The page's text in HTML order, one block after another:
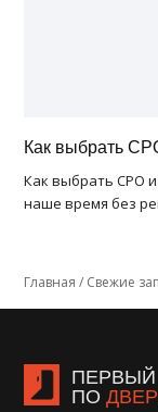
Как выбрать
Как выбрать СРО
наше время без
Главная / Свежие
ПЕРВЫЙ
ПО